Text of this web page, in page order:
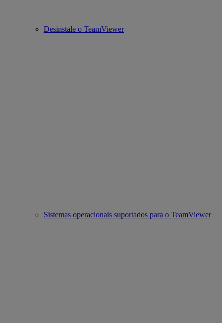
Desinstale o TeamViewer
Sistemas operacionais suportados para o TeamViewer